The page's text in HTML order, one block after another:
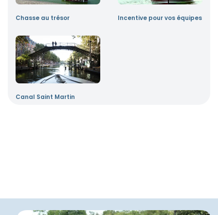
Chasse au trésor Incentive pour vos équipes
Canal Saint Martin